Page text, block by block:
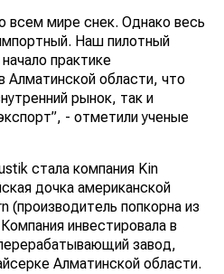
всем мире снек. Однако весь
Наш пилотный
практике
Алматинской области, что
рынок, так и
- отметили ученые
стала компания Kin
дочка американской
(производитель попкорна из
инвестировала в
завод,
Алматинской области.